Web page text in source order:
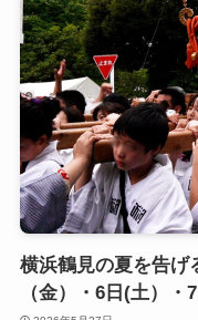
横浜鶴見の夏を告げ
（金）・6日(土）・7